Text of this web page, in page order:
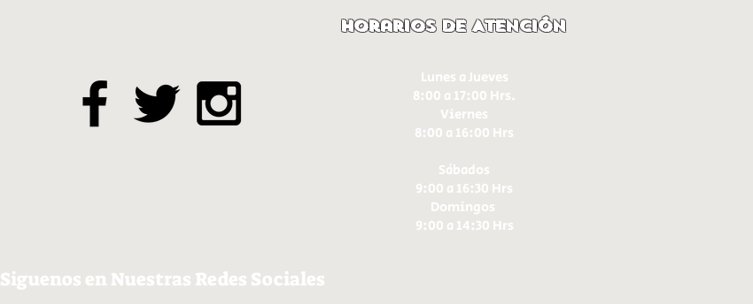
Horarios de Atención
Lunes a Jueves
8:00 a 17:00 Hrs.
Viernes
8:00 a 16:00 Hrs​
Sábados
9:00 a 16:30 Hrs
Domingos
9:00 a 14:30 Hrs
Siguenos en Nuestras Redes Sociales